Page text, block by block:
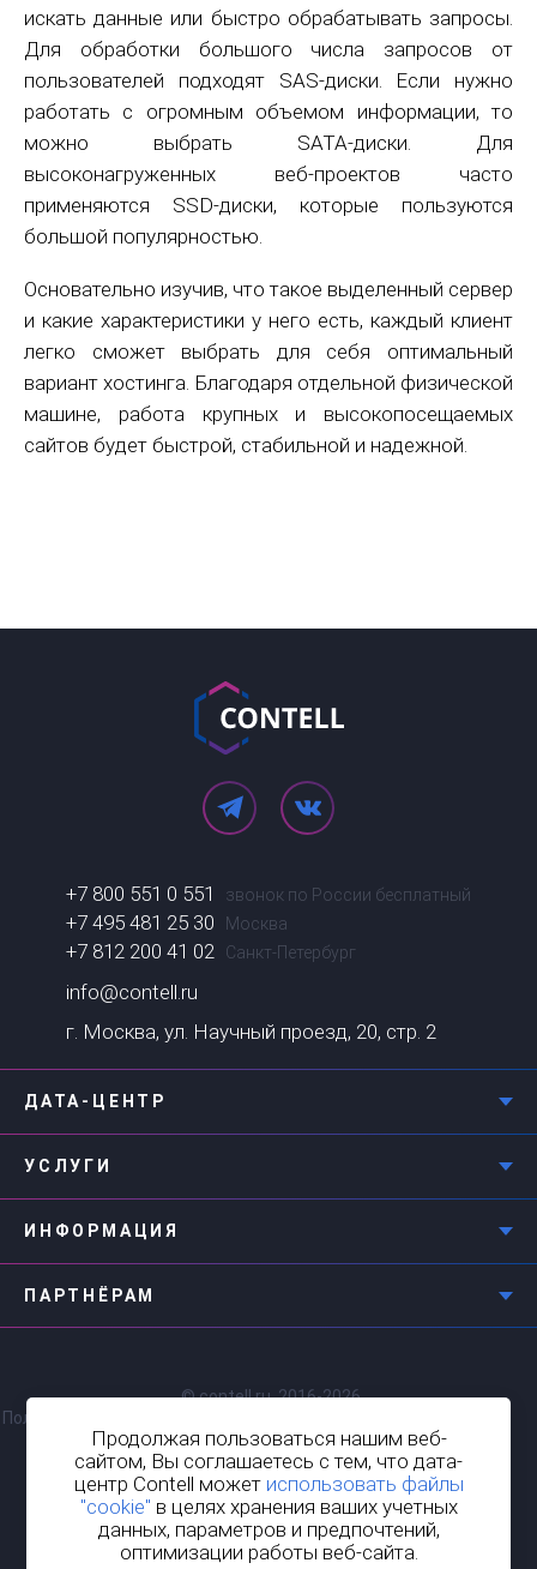
искать данные или быстро обрабатывать запросы.
Для обработки большого числа запросов от
пользователей подходят SAS-диски. Если нужно
работать с огромным объемом информации, то
можно выбрать SATA-диски. Для
высоконагруженных веб-проектов часто
применяются SSD-диски, которые пользуются
большой популярностью.
Основательно изучив, что такое выделенный сервер
и какие характеристики у него есть, каждый клиент
легко сможет выбрать для себя оптимальный
вариант хостинга. Благодаря отдельной физической
машине, работа крупных и высокопосещаемых
сайтов будет быстрой, стабильной и надежной.
+7 800 551 0 551 звонок по России бесплатный
+7 495 481 25 30 Москва
+7 812 200 41 02 Санкт-Петербург
info@contell.ru
г. Москва, ул. Научный проезд, 20, стр. 2
ДАТА-ЦЕНТР
УСЛУГИ
ИНФОРМАЦИЯ
ПАРТНЁРАМ
© contell.ru, 2016-2026
Политика конфиденциальности
Все способы оплаты »
Продолжая пользоваться нашим веб-
сайтом, Вы соглашаетесь с тем, что дата-
центр Contell может использовать файлы
"cookie" в целях хранения ваших учетных
данных, параметров и предпочтений,
оптимизации работы веб-сайта.